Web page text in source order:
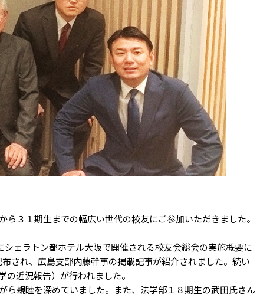
３１期生までの幅広い世代の校友にご参加いただきました。
ェラトン都ホテル大阪で開催される校友会総会の実施概要に
され、広島支部内藤幹事の掲載記事が紹介されました。続い
近況報告）が行われました。
親睦を深めていました。また、法学部１８期生の武田氏さん